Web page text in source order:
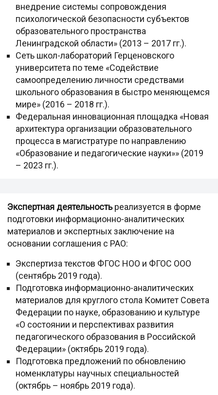
внедрение системы сопровождения
психологической безопасности субъектов
образовательного пространства
Ленинградской области» (2013 – 2017 гг.).
Сеть школ-лабораторий Герценовского
университета по теме «Содействие
самоопределению личности средствами
школьного образования в быстро меняющемся
мире» (2016 – 2018 гг.).
Федеральная инновационная площадка «Новая
архитектура организации образовательного
процесса в магистратуре по направлению
«Образование и педагогические науки»» (2019
– 2023 гг.).
Экспертная деятельностьреализуется в форме
подготовки информационно-аналитических
материалов и экспертных заключение на
основании соглашения с РАО:
Экспертиза текстов ФГОС НОО и ФГОС ООО
(сентябрь 2019 года).
Подготовка информационно-аналитических
материалов для круглого стола Комитет Совета
Федерации по науке, образованию и культуре
«О состоянии и перспективах развития
педагогического образования в Российской
Федерации» (октябрь 2019 года).
Подготовка предложений по обновлению
номенклатуры научных специальностей
(октябрь – ноябрь 2019 года).